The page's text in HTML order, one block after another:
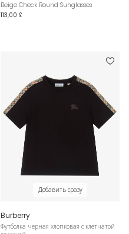
Beige Check Round Sunglasses
113,00 £
Добавить сразу
Burberry
Футболка черная хлопковая с клетчатой